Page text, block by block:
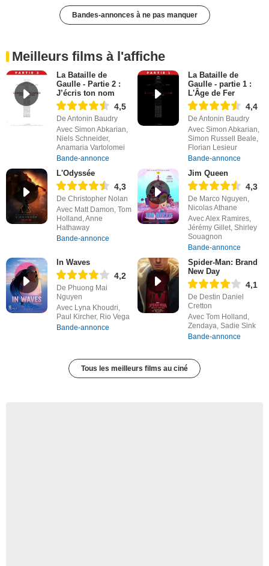
Bandes-annonces à ne pas manquer
Meilleurs films à l'affiche
La Bataille de
Gaulle - Partie 2 :
J’écris ton nom
4,5
De Antonin Baudry
Avec Simon Abkarian,
Niels Schneider,
Anamaria Vartolomei
Bande-annonce
La Bataille de
Gaulle - partie 1 :
L'Âge de Fer
4,4
De Antonin Baudry
Avec Simon Abkarian,
Simon Russell Beale,
Florian Lesieur
Bande-annonce
L'Odyssée
4,3
De Christopher Nolan
Avec Matt Damon, Tom
Holland, Anne
Hathaway
Bande-annonce
Jim Queen
4,3
De Marco Nguyen,
Nicolas Athane
Avec Alex Ramires,
Jérémy Gillet, Shirley
Souagnon
Bande-annonce
In Waves
4,2
De Phuong Mai
Nguyen
Avec Lyna Khoudri,
Paul Kircher, Rio Vega
Bande-annonce
Spider-Man: Brand
New Day
4,1
De Destin Daniel
Cretton
Avec Tom Holland,
Zendaya, Sadie Sink
Bande-annonce
Tous les meilleurs films au ciné